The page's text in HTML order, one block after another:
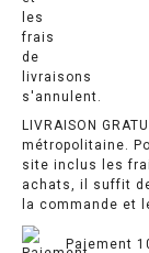
LIVRAISON
métropolitaine.
site inclus les
achats, il suffit
la commande et
Paiement